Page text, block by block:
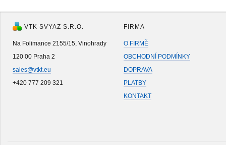
VTK SVYAZ S.R.O.
Na Folimance 2155/15, Vinohrady
120 00 Praha 2
sales@vtkt.eu
+420 777 209 321
FIRMA
O FIRMĚ
OBCHODNÍ PODMÍNKY
DOPRAVA
PLATBY
KONTAKT